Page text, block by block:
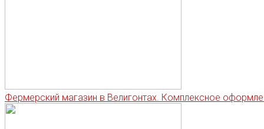
Фермерский магазин в Велигонтах. Комплексное